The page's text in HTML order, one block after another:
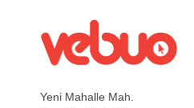
Yeni Mahalle Mah.